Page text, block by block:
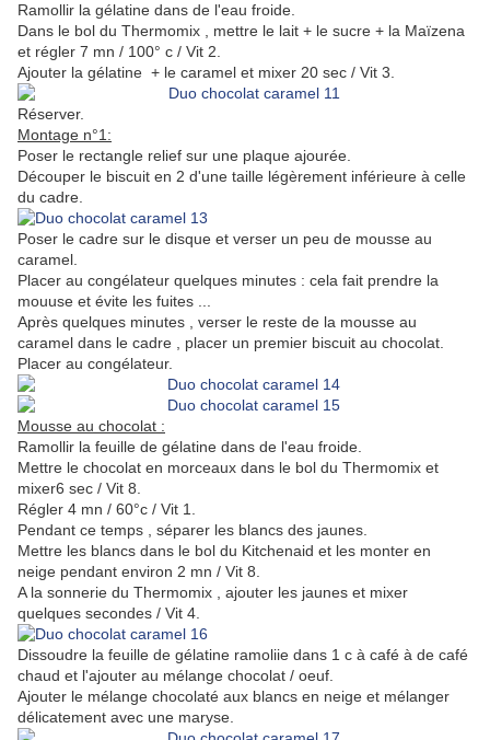
Ramollir la gélatine dans de l'eau froide.
Dans le bol du Thermomix , mettre le lait + le sucre + la Maïzena
et régler 7 mn / 100° c / Vit 2.
Ajouter la gélatine + le caramel et mixer 20 sec / Vit 3.
Réserver.
Montage n°1:
Poser le rectangle relief sur une plaque ajourée.
Découper le biscuit en 2 d'une taille légèrement inférieure à celle
du cadre.
Poser le cadre sur le disque et verser un peu de mousse au
caramel.
Placer au congélateur quelques minutes : cela fait prendre la
mouuse et évite les fuites ...
Après quelques minutes , verser le reste de la mousse au
caramel dans le cadre , placer un premier biscuit au chocolat.
Placer au congélateur.
Mousse au chocolat :
Ramollir la feuille de gélatine dans de l'eau froide.
Mettre le chocolat en morceaux dans le bol du Thermomix et
mixer6 sec / Vit 8.
Régler 4 mn / 60°c / Vit 1.
Pendant ce temps , séparer les blancs des jaunes.
Mettre les blancs dans le bol du Kitchenaid et les monter en
neige pendant environ 2 mn / Vit 8.
A la sonnerie du Thermomix , ajouter les jaunes et mixer
quelques secondes / Vit 4.
Dissoudre la feuille de gélatine ramoliie dans 1 c à café à de café
chaud et l'ajouter au mélange chocolat / oeuf.
Ajouter le mélange chocolaté aux blancs en neige et mélanger
délicatement avec une maryse.